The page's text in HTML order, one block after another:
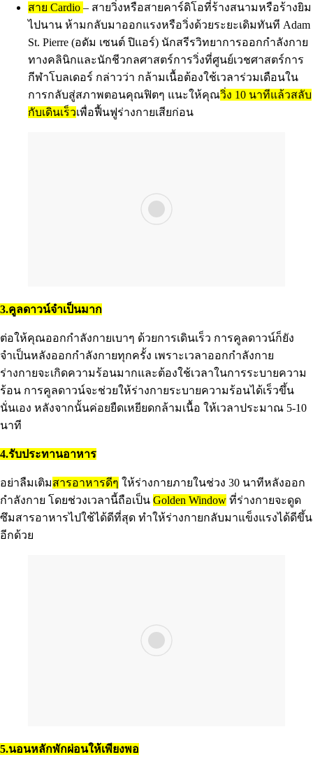
สาย Cardio – สายวิ่งหรือสายคาร์ดิโอที่ร้างสนามหรือร้างยิม
ไปนาน ห้ามกลับมาออกแรงหรือวิ่งด้วยระยะเดิมทันที Adam
St. Pierre (อดัม เซนต์ ปิแอร์) นักสรีรวิทยาการออกกำลังกาย
ทางคลินิกและนักชีวกลศาสตร์การวิ่งที่ศูนย์เวชศาสตร์การ
กีฬาโบลเดอร์ กล่าวว่า กล้ามเนื้อต้องใช้เวลาร่วมเดือนใน
การกลับสู่สภาพตอนคุณฟิตๆ แนะให้คุณวิ่ง 10 นาทีแล้วสลับ
กับเดินเร็วเพื่อฟื้นฟูร่างกายเสียก่อน
3.คูลดาวน์จำเป็นมาก
ต่อให้คุณออกกำลังกายเบาๆ ด้วยการเดินเร็ว การคูลดาวน์ก็ยัง
จำเป็นหลังออกกำลังกายทุกครั้ง เพราะเวลาออกกำลังกาย
ร่างกายจะเกิดความร้อนมากและต้องใช้เวลาในการระบายความ
ร้อน การคูลดาวน์จะช่วยให้ร่างกายระบายความร้อนได้เร็วขึ้น
นั่นเอง หลังจากนั้นค่อยยืดเหยียดกล้ามเนื้อ ให้เวลาประมาณ 5-10
นาที
4.รับประทานอาหาร
อย่าลืมเติมสารอาหารดีๆ ให้ร่างกายภายในช่วง 30 นาทีหลังออก
กำลังกาย โดยช่วงเวลานี้ถือเป็น Golden Window ที่ร่างกายจะดูด
ซึมสารอาหารไปใช้ได้ดีที่สุด ทำให้ร่างกายกลับมาแข็งแรงได้ดีขึ้น
อีกด้วย
5.นอนหลักพักผ่อนให้เพียงพอ